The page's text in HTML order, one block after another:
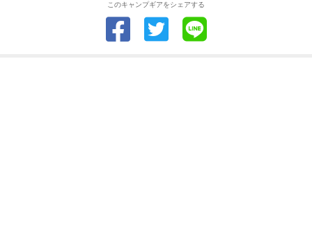
このキャンプギアをシェアする